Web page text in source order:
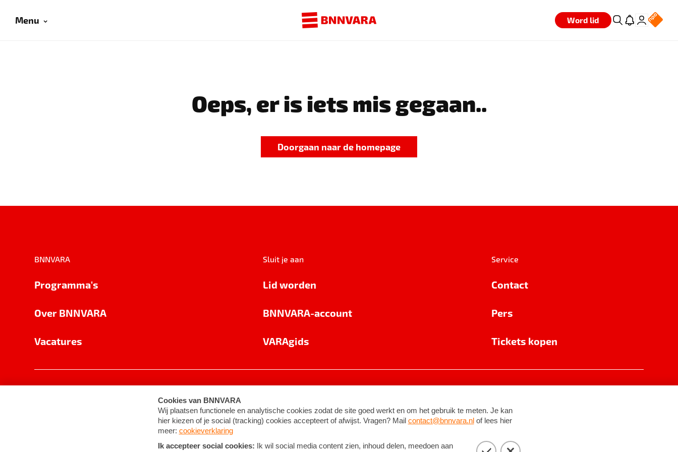
Menu Word lid
Oeps, er is iets mis gegaan..
Doorgaan naar de homepage
BNNVARA
Programma's
Over BNNVARA
Vacatures
Sluit je aan
Lid worden
BNNVARA-account
VARAgids
Service
Contact
Pers
Tickets kopen
Cookie-instellingen Algemene voorwaarden ©2026BNNVARA